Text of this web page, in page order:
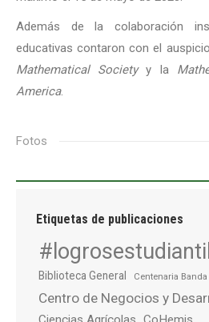
Además de la colaboración
educativas contaron con el
Mathematical Societyy la
America.
Fotos
Etiquetas de publicaciones
Biblioteca General Centenaria
Centro de Negocios y